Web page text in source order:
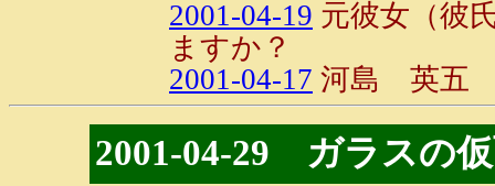
2001-04-19 元彼女（彼
ますか？
2001-04-17 河島 英五
2001-04-29 ガラスの